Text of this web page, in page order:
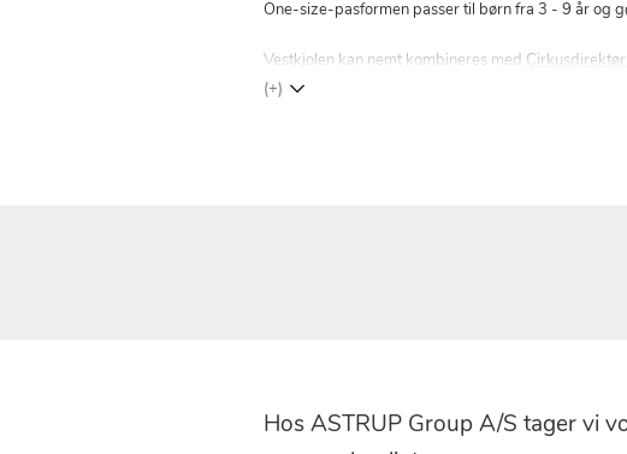
One-size-pasformen passer til børn fra 3 - 9 år og
Vestkjolen kan nemt kombineres med
(+)
Hos ASTRUP Group A/S tager vi